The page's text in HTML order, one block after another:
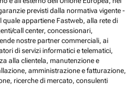
previsti dalla normativa vigente -
quale appartiene Fastweb, alla rete di
call center, concessionari,
nostre partner commerciali, ai
di servizi informatici e telematici,
alla clientela, manutenzione e
amministrazione e fatturazione,
ricerche di mercato, consulenti